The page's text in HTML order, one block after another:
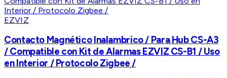
EZVIZ
Contacto Magnético Inalambrico / Para Hub CS-A3
/ Compatible con Kit de Alarmas EZVIZ CS-B1 / Uso
en Interior / Protocolo Zigbee /